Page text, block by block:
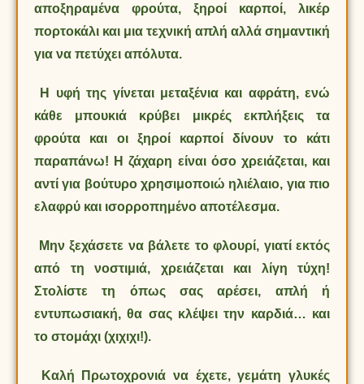
αποξηραμένα φρούτα, ξηροί καρποί, λικέρ
πορτοκάλι και μια τεχνική απλή αλλά σημαντική
για να πετύχει απόλυτα.
Η υφή της γίνεται μεταξένια και αφράτη, ενώ
κάθε μπουκιά κρύβει μικρές εκπλήξεις τα
φρούτα και οι ξηροί καρποί δίνουν το κάτι
παραπάνω! Η ζάχαρη είναι όσο χρειάζεται, και
αντί για βούτυρο χρησιμοποιώ ηλιέλαιο, για πιο
ελαφρύ και ισορροπημένο αποτέλεσμα.
Μην ξεχάσετε να βάλετε το φλουρί, γιατί εκτός
από τη νοστιμιά, χρειάζεται και λίγη τύχη!
Στολίστε τη όπως σας αρέσει, απλή ή
εντυπωσιακή, θα σας κλέψει την καρδιά… και
το στομάχι (χιχιχι!).
Καλή Πρωτοχρονιά να έχετε, γεμάτη γλυκές